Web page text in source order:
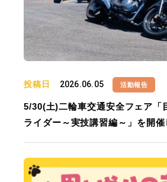
投稿日 2026.06.05 活動報告
5/30(土)二輪車交通安全フェア「
ライダー～実技講習編～」を開